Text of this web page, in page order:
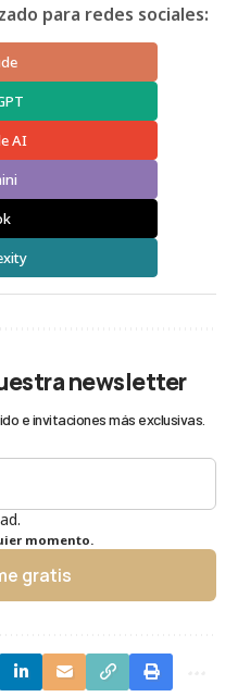
para redes sociales:
AI
newsletter
e invitaciones más exclusivas.
momento.
gratis